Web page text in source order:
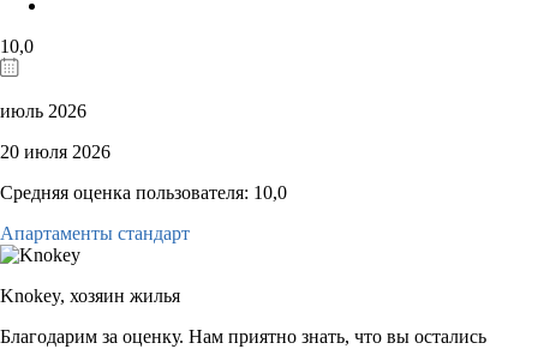
10,0
июль 2026
20 июля 2026
Средняя оценка пользователя: 10,0
Апартаменты стандарт
Knokey, хозяин жилья
Благодарим за оценку. Нам приятно знать, что вы остались